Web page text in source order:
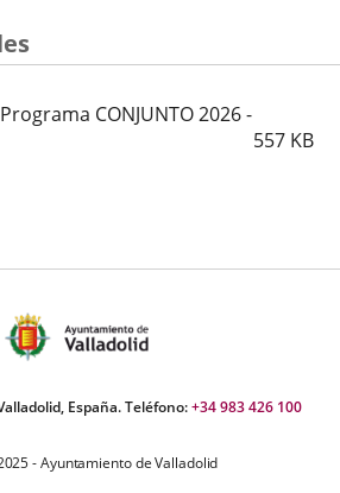
CONJUNTO 2026 -
557 KB
España. Teléfono:+34 983 426 100
- Ayuntamiento de Valladolid